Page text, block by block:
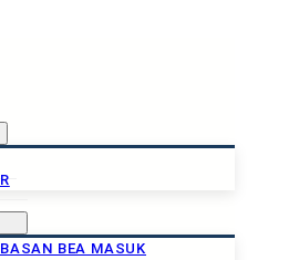
BEA MASUK